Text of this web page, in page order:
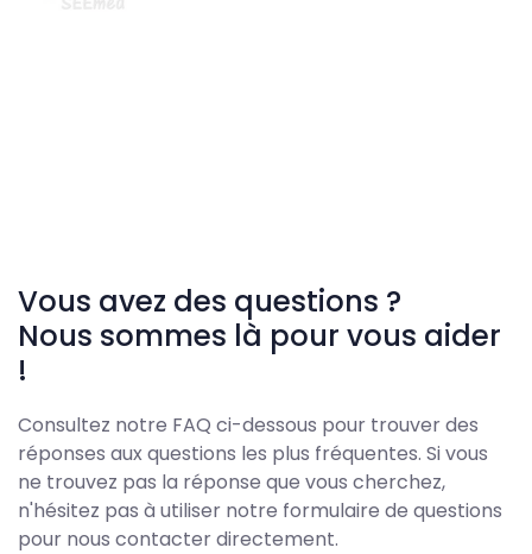
Vous avez des questions ?
Nous sommes là pour vous aider
!
Consultez notre FAQ ci-dessous pour trouver des
réponses aux questions les plus fréquentes. Si vous
ne trouvez pas la réponse que vous cherchez,
n'hésitez pas à utiliser notre formulaire de questions
pour nous contacter directement.